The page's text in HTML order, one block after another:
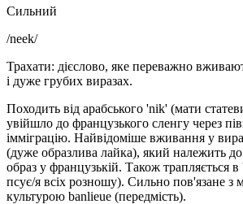
Сильний
/neek/
Трахати: дієслово, яке переважно
і дуже грубих виразах.
Походить від арабського 'nik' (мати
увійшло до французького сленгу через
імміграцію. Найвідоміше вживання у
(дуже образлива лайка), який належить
образ у французькій. Також трапляється
псує/я всіх розношу). Сильно пов'язане з
культурою banlieue (передмість).